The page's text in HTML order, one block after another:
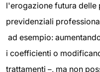
l'erogazione futura delle
previdenziali
ad esempio:
i coefficienti o
trattamenti –, ma non